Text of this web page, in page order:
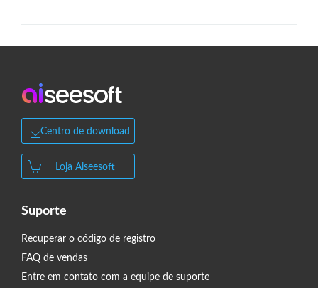
Centro de download
Loja Aiseesoft
Suporte
Recuperar o código de registro
FAQ de vendas
Entre em contato com a equipe de suporte